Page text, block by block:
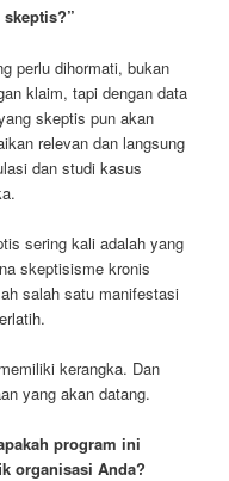
skeptis?”
perlu dihormati, bukan
klaim, tapi dengan data
skeptis pun akan
relevan dan langsung
dan studi kasus
sering kali adalah yang
skeptisisme kronis
salah satu manifestasi
kerangka. Dan
yang akan datang.
program ini
organisasi Anda?